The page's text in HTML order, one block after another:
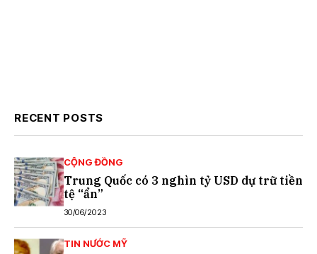
RECENT POSTS
CỘNG ĐỒNG
Trung Quốc có 3 nghìn tỷ USD dự trữ tiền
tệ “ẩn”
30/06/2023
TIN NƯỚC MỸ